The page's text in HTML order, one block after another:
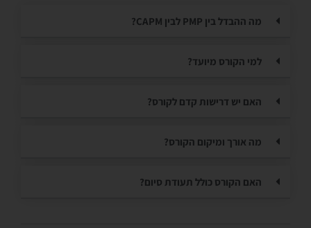
מה ההבדל בין PMP לבין CAPM?
למי הקורס מיועד?
האם יש דרישות קדם לקורס?
מה אורך ומיקום הקורס?
האם הקורס כולל תעודת סיום?